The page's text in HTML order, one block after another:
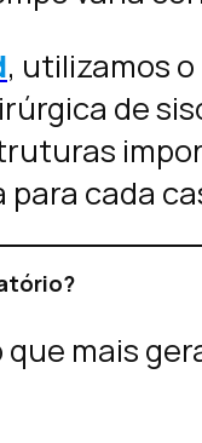
, utilizamos
de
cada
mais